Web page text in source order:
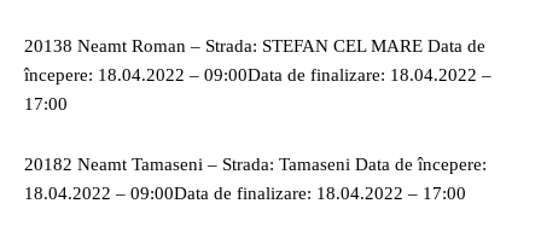
20138 Neamt Roman – Strada: STEFAN CEL MARE Data de
începere: 18.04.2022 – 09:00Data de finalizare: 18.04.2022 –
17:00
20182 Neamt Tamaseni – Strada: Tamaseni Data de începere:
18.04.2022 – 09:00Data de finalizare: 18.04.2022 – 17:00